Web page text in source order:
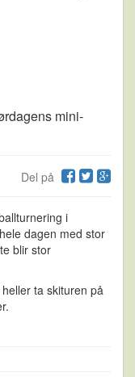
mini-
Del på
i
dagen med stor
blir stor
ta skituren på